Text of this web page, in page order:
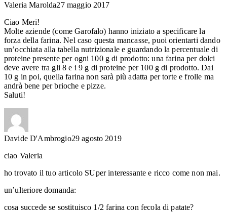
Valeria Marolda27 maggio 2017
Ciao Meri!
Molte aziende (come Garofalo) hanno iniziato a specificare la
forza della farina. Nel caso questa mancasse, puoi orientarti dando
un’occhiata alla tabella nutrizionale e guardando la percentuale di
proteine presente per ogni 100 g di prodotto: una farina per dolci
deve avere tra gli 8 e i 9 g di proteine per 100 g di prodotto. Dai
10 g in poi, quella farina non sarà più adatta per torte e frolle ma
andrà bene per brioche e pizze.
Saluti!
Davide D'Ambrogio29 agosto 2019
ciao Valeria
ho trovato il tuo articolo SUper interessante e ricco come non mai.
un’ulteriore domanda:
cosa succede se sostituisco 1/2 farina con fecola di patate?